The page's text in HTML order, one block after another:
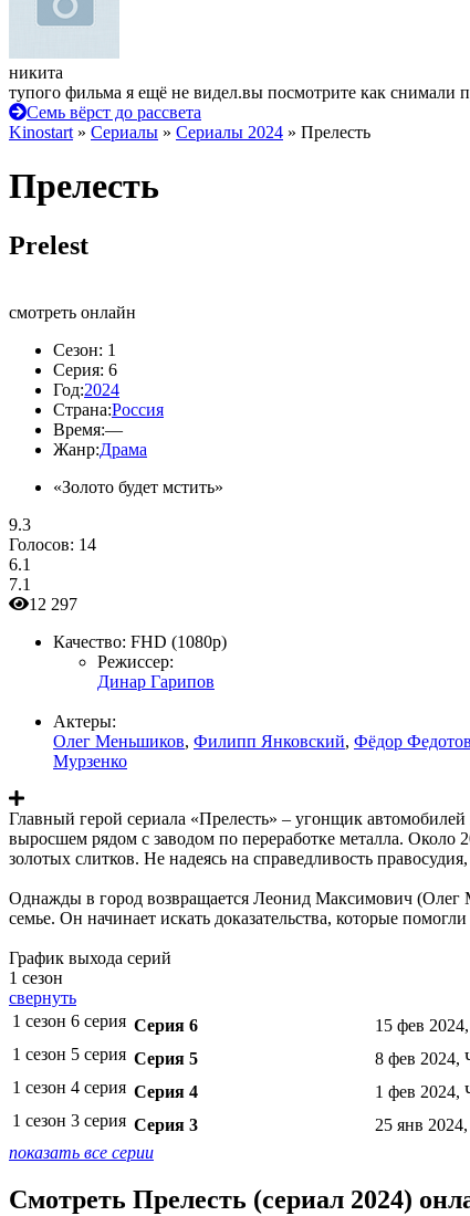
никита
тупого фильма я ещё не видел.вы посмотрите как снимали
Семь вёрст до рассвета
Kinostart » Сериалы » Сериалы 2024 » Прелесть
Прелесть
Prelest
смотреть онлайн
Сезон: 1
Серия: 6
Год:2024
Страна:Россия
Время:—
Жанр:Драма
«Золото будет мстить»
9.3
Голосов: 14
6.1
7.1
12 297
Качество: FHD (1080p)
Режиссер:
Динар Гарипов
Актеры:
Олег Меньшиков, Филипп Янковский, Фёдор Федотов
Мурзенко
Главный герой сериала «Прелесть» – угонщик
выросшем рядом с заводом по переработке металла. Около
золотых слитков. Не надеясь на справедливость
Однажды в город возвращается Леонид Максимович (Олег
семье. Он начинает искать доказательства, которые
График выхода серий
1 сезон
свернуть
1 сезон 6 серия Серия 6 15 фев
1 сезон 5 серия Серия 5 8 фев 2024,
1 сезон 4 серия Серия 4 1 фев 2024,
1 сезон 3 серия Серия 3 25 янв
показать все серии
Смотреть Прелесть (сериал 2024)